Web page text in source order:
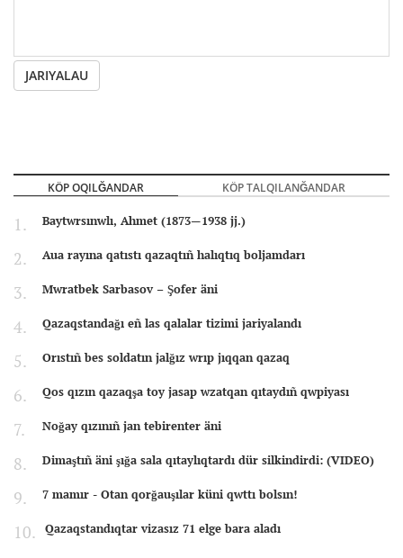
JARIYALAU
KÖP OQILĞANDAR KÖP TALQILANĞANDAR
Baytwrsınwlı, Ahmet (1873—1938 jj.)
Aua rayına qatıstı qazaqtıñ halıqtıq boljamdarı
Mwratbek Sarbasov – Şofer äni
Qazaqstandağı eñ las qalalar tizimi jariyalandı
Orıstıñ bes soldatın jalğız wrıp jıqqan qazaq
Qos qızın qazaqşa toy jasap wzatqan qıtaydıñ qwpiyası
Noğay qızınıñ jan tebirenter äni
Dimaştıñ äni şığa sala qıtaylıqtardı dür silkindirdi: (VIDEO)
7 mamır - Otan qorğauşılar küni qwttı bolsın!
Qazaqstandıqtar vizasız 71 elge bara aladı